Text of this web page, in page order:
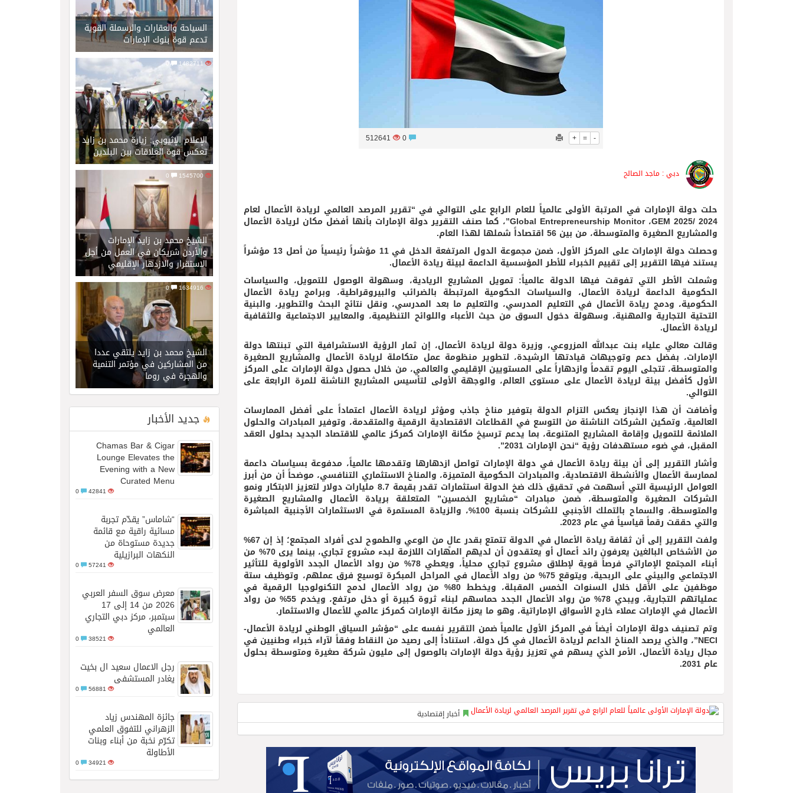
فريق جازو للسباقات يحرز المراكز الثلاثة الأولى في النسخة 75 من رالي فنلندا السياحة والعقارات والرسملة القوية
تدعم قوة بنوك الإمارات
1482711
0
الإعلام الإثيوبي: زيارة محمد بن زايد
تعكس قوة العلاقات بين البلدين
الشيخ محمد بن زايد الإمارات
والأردن شريكان في العمل من أجل
الاستقرار والازدهار الإقليمي
0
الشيخ محمد بن زايد يلتقي عددا
من المشاركين في مؤتمر التنمية
والهجرة في روما
جديد الأخبار
Chamas Bar & Cigar
Lounge Elevates the
Evening with a New
Curated Menu
42841
“شاماس” يقدّم تجربة
مسائية راقية مع قائمة
جديدة مستوحاة من
النكهات البرازيلية
57241
معرض سوق السفر العربي
2026 من 14 إلى 17
سبتمبر، مركز دبي التجاري
العالمي
38521
رجل الاعمال سعيد ال بخيت
يغادر المستشفى
56881
جائزة المهندس زياد
الزهراني للتفوق العلمي
تكرّم نخبة من أبناء وبنات
الأطاولة
34921
+ = -
0
512641
دبي : ماجد الصالح
حلت دولة الإمارات في المرتبة الأولى عالمياً للعام الرابع على التوالي في “تقرير المرصد العالمي لريادة الأعمال لعام
2024 /2025 Global Entrepreneurship Monitor ،GEM”، كما صنف التقرير دولة الإمارات بأنها أفضل مكان لريادة الأعمال
والمشاريع الصغيرة والمتوسطة، من بين 56 اقتصاداً شملها لهذا العام.
وحصلت دولة الإمارات على المركز الأول، ضمن مجموعة الدول المرتفعة الدخل في 11 مؤشراً رئيسياً من أصل 13 مؤشراً
يستند فيها التقرير إلى تقييم الخبراء للأطر المؤسسية الداعمة لبيئة ريادة الأعمال.
وشملت الأطر التي تفوقت فيها الدولة عالمياً: تمويل المشاريع الريادية، وسهولة الوصول للتمويل، والسياسات
الحكومية الداعمة لريادة الأعمال، والسياسات الحكومية المرتبطة بالضرائب والبيروقراطية، وبرامج ريادة الأعمال
الحكومية، ودمج ريادة الأعمال في التعليم المدرسي، والتعليم ما بعد المدرسي، ونقل نتائج البحث والتطوير، والبنية
التحتية التجارية والمهنية، وسهولة دخول السوق من حيث الأعباء واللوائح التنظيمية، والمعايير الاجتماعية والثقافية
لريادة الأعمال.
وقالت معالي علياء بنت عبدالله المزروعي، وزيرة دولة لريادة الأعمال، إن ثمار الرؤية الاستشرافية التي تبنتها دولة
الإمارات، بفضل دعم وتوجيهات قيادتها الرشيدة، لتطوير منظومة عمل متكاملة لريادة الأعمال والمشاريع الصغيرة
والمتوسطة، تتجلى اليوم تقدماً وازدهاراً على المستويين الإقليمي والعالمي، من خلال حصول دولة الإمارات على المركز
الأول كأفضل بيئة لريادة الأعمال على مستوى العالم، والوجهة الأولى لتأسيس المشاريع الناشئة للمرة الرابعة على
التوالي.
وأضافت أن هذا الإنجاز يعكس التزام الدولة بتوفير مناخ جاذب ومؤثر لريادة الأعمال اعتماداً على أفضل الممارسات
العالمية، وتمكين الشركات الناشئة من التوسع في القطاعات الاقتصادية الرقمية والمتقدمة، وتوفير المبادرات والحلول
الملائمة للتمويل وإقامة المشاريع المتنوعة، بما يدعم ترسيخ مكانة الإمارات كمركز عالمي للاقتصاد الجديد بحلول العقد
المقبل، في ضوء مستهدفات رؤية “نحن الإمارات 2031”.
وأشار التقرير إلى أن بيئة ريادة الأعمال في دولة الإمارات تواصل ازدهارها وتقدمها عالمياً، مدفوعة بسياسات داعمة
لممارسة الأعمال والأنشطة الاقتصادية، والمبادرات الحكومية المتميزة، والمناخ الاستثماري التنافسي، موضحاً أن من أبرز
العوامل الرئيسية التي أسهمت في تحقيق ذلك ضخ الدولة استثمارات تقدر بقيمة 8.7 مليارات دولار لتعزيز الابتكار ونمو
الشركات الصغيرة والمتوسطة، ضمن مبادرات “مشاريع الخمسين” المتعلقة بريادة الأعمال والمشاريع الصغيرة
والمتوسطة، والسماح بالتملك الأجنبي للشركات بنسبة 100%، والزيادة المستمرة في الاستثمارات الأجنبية المباشرة
والتي حققت رقماً قياسياً في عام 2023.
ولفت التقرير إلى أن ثقافة ريادة الأعمال في الدولة تتمتع بقدر عالٍ من الوعي والطموح لدى أفراد المجتمع؛ إذ إن 67%
من الأشخاص البالغين يعرفون رائد أعمال أو يعتقدون أن لديهم المهارات اللازمة لبدء مشروع تجاري، بينما يرى 70% من
أبناء المجتمع الإماراتي فرصاً قوية لإطلاق مشروع تجاري محلياً، ويعطي 78% من رواد الأعمال الجدد الأولوية للتأثير
الاجتماعي والبيئي على الربحية، ويتوقع 75% من رواد الأعمال في المراحل المبكرة توسيع فرق عملهم، وتوظيف ستة
موظفين على الأقل خلال السنوات الخمس المقبلة، ويخطط 80% من رواد الأعمال لدمج التكنولوجيا الرقمية في
عملياتهم التجارية، ويبدي 78% من رواد الأعمال الجدد حماسهم لبناء ثروة كبيرة أو دخل مرتفع، ويخدم 55% من رواد
الأعمال في الإمارات عملاء خارج الأسواق الإماراتية، وهو ما يعزز مكانة الإمارات كمركز عالمي للأعمال والاستثمار.
وتم تصنيف دولة الإمارات أيضاً في المركز الأول عالمياً ضمن التقرير نفسه على “مؤشر السياق الوطني لريادة الأعمال-
NECI”، والذي يرصد المناخ الداعم لريادة الأعمال في كل دولة، استناداً إلى رصيد من النقاط وفقاً لآراء خبراء وطنيين في
مجال ريادة الأعمال، الأمر الذي يسهم في تعزيز رؤية دولة الإمارات بالوصول إلى مليون شركة صغيرة ومتوسطة بحلول
عام 2031.
أخبار إقتصادية